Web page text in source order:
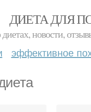
ДИЕТА ДЛЯ
новости,
эффективное